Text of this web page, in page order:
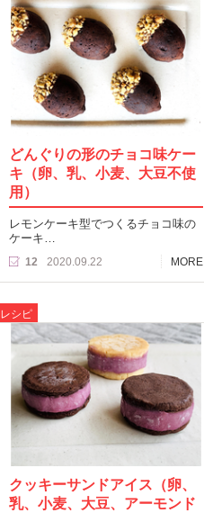
どんぐりの形のチョコ味ケー
キ（卵、乳、小麦、大豆不使
用）
レモンケーキ型でつくるチョコ味の
ケーキ…
12 2020.09.22 MORE
レシピ
クッキーサンドアイス（卵、
乳、小麦、大豆、アーモンド